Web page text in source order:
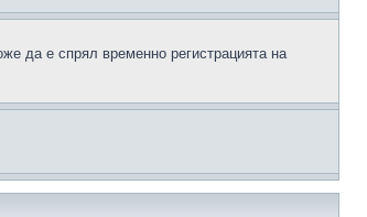
да е спрял временно регистрацията на